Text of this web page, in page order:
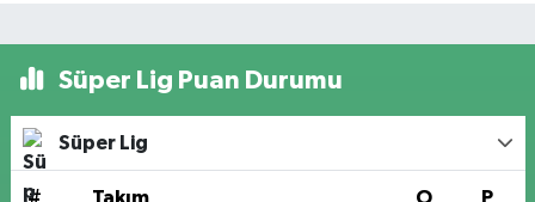
Süper Lig Puan Durumu
Süper Lig
# Takım O P